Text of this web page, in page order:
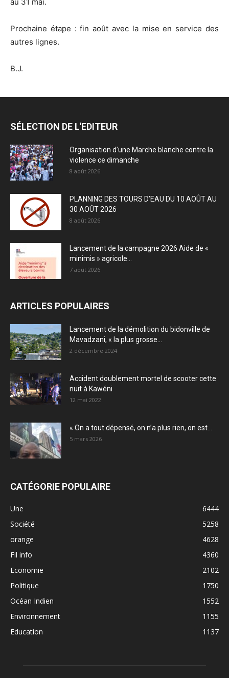
au 31 mai.
Prochaine étape : fin août avec la mise en service des
autres lignes.
B.J.
SÉLECTION DE L'EDITEUR
Organisation d’une Marche blanche contre la
violence ce dimanche
8 août 2026
PLANNING DES TOURS D’EAU DU 10 AOÛT AU
30 AOÛT 2026
8 août 2026
Lancement de la campagne 2026 Aide de «
minimis » agricole...
7 août 2026
ARTICLES POPULAIRES
Lancement de la démolition du bidonville de
Mavadzani, « la plus grosse...
2 décembre 2024
Accident doublement mortel de scooter cette
nuit à Kawéni
12 mai 2022
« On a tout dépensé, on n’a plus rien, on est...
5 mars 2026
CATÉGORIE POPULAIRE
Une
6444
Société
5258
orange
4628
Fil info
4360
Economie
2102
Politique
1750
Océan Indien
1552
Environnement
1155
Education
1137